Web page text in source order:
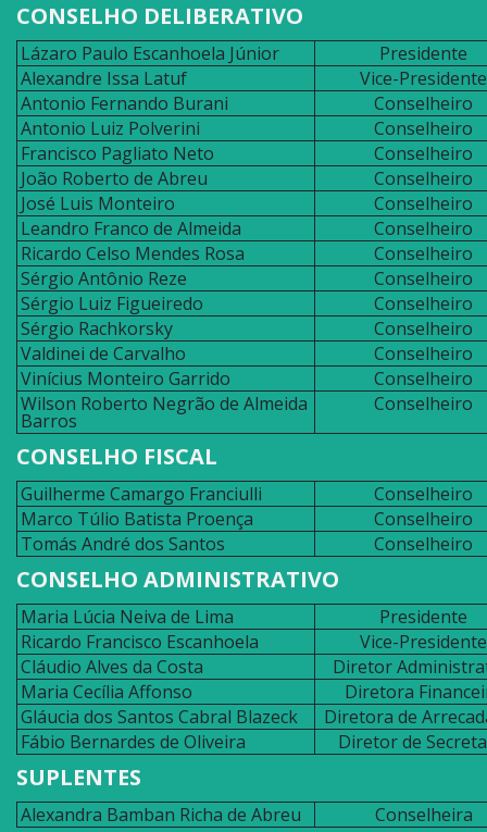
CONSELHO DELIBERATIVO
Lázaro Paulo Escanhoela Júnior
Presidente
Alexandre Issa Latuf
Vice-Presidente
Antonio Fernando Burani
Conselheiro
Antonio Luiz Polverini
Conselheiro
Francisco Pagliato Neto
Conselheiro
João Roberto de Abreu
Conselheiro
José Luis Monteiro
Conselheiro
Leandro Franco de Almeida
Conselheiro
Ricardo Celso Mendes Rosa
Conselheiro
Sérgio Antônio Reze
Conselheiro
Sérgio Luiz Figueiredo
Conselheiro
Sérgio Rachkorsky
Conselheiro
Valdinei de Carvalho
Conselheiro
Vinícius Monteiro Garrido
Conselheiro
Wilson Roberto Negrão de Almeida
Barros
Conselheiro
CONSELHO FISCAL
Guilherme Camargo Franciulli
Conselheiro
Marco Túlio Batista Proença
Conselheiro
Tomás André dos Santos
Conselheiro
CONSELHO ADMINISTRATIVO
Maria Lúcia Neiva de Lima
Presidente
Ricardo Francisco Escanhoela
Vice-Presidente
Cláudio Alves da Costa
Diretor
Maria Cecília Affonso
Diretora
Gláucia dos Santos Cabral Blazeck
Diretora de
Fábio Bernardes de Oliveira
Diretor de
SUPLENTES
Alexandra Bamban Richa de Abreu Conselheira